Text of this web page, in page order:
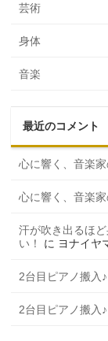
芸術
身体
音楽
最近のコメント
心に響く、音楽
心に響く、音楽
汗が吹き出るほ
い！
に ヨナイヤ
2台目ピアノ搬入♪
2台目ピアノ搬入♪